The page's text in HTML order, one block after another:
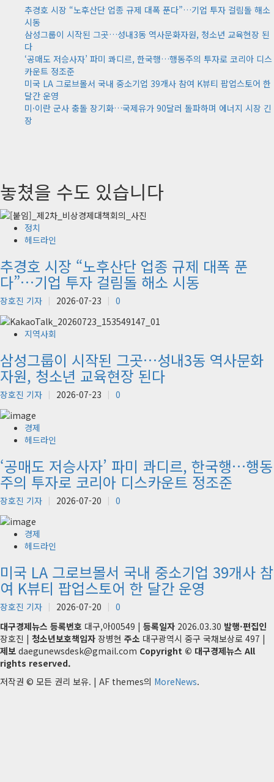
추경호 시장 “노후산단 업종 규제 대폭 푼다”…기업 투자 걸림돌 해소
시동
삼성그룹이 시작된 그곳…성내3동 역사문화자원, 청소년 교육현장 된
다
‘공매도 저승사자’ 파미 콰디르, 한국행…행동주의 투자로 코리아 디스
카운트 정조준
미국 LA 그로브몰서 국내 중소기업 39개사 참여 K뷰티 팝업스토어 한
달간 운영
미·이란 군사 충돌 장기화…국제유가 90달러 돌파하며 에너지 시장 긴
장
놓쳤을 수도 있습니다
정치
헤드라인
추경호 시장 “노후산단 업종 규제 대폭 푼
다”…기업 투자 걸림돌 해소 시동
장호진 기자 2026-07-23 0
지역사회
삼성그룹이 시작된 그곳…성내3동 역사문화
자원, 청소년 교육현장 된다
장호진 기자 2026-07-23 0
경제
헤드라인
‘공매도 저승사자’ 파미 콰디르, 한국행…행동
주의 투자로 코리아 디스카운트 정조준
장호진 기자 2026-07-20 0
경제
헤드라인
미국 LA 그로브몰서 국내 중소기업 39개사 참
여 K뷰티 팝업스토어 한 달간 운영
장호진 기자 2026-07-20
0
대구경제뉴스 등록번호 대구,아00549 | 등록일자 2026.03.30 발행·편집인
장호진 | 청소년보호책임자 장병현 주소 대구광역시 중구 국채보상로 497 |
제보 daegunewsdesk@gmail.com Copyright © 대구경제뉴스 All
rights reserved.
저작권 © 모든 권리 보유. | AF themes의 MoreNews.